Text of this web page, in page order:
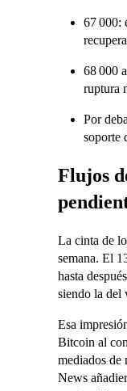
67 000:
68 000
ruptura
Por
soporte
Flujos
La cinta de
semana. El
hasta
siendo la del
Esa
Bitcoin al
mediados de
News